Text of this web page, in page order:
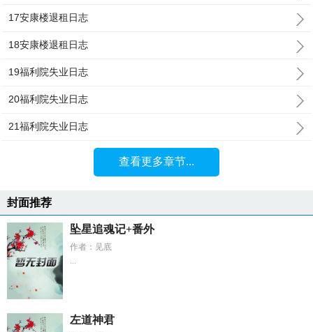
17安康楼退租日志
18安康楼退租日志
19福利院失业日志
20福利院失业日志
21福利院失业日志
查看更多章节...
封面推荐
坠星追魂记+番外
作者：见底
...
左道神君